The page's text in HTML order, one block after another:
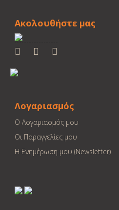
Ακολουθήστε μας
Λογαριασμός
Ο Λογαριασμός μου
Οι Παραγγελίες μου
Η Ενημέρωση μου (Newsletter)